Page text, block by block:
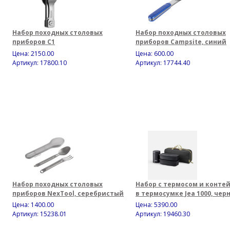
Набор походных столовых
приборов C1
Цена: 2150.00
Артикул: 17800.10
Набор походных столовых
приборов Campsite, синий
Цена: 600.00
Артикул: 17744.40
Набор походных столовых
приборов NexTool, серебристый
Цена: 1400.00
Артикул: 15238.01
Набор с термосом и
в термосумке Jea 1000,
Цена: 5390.00
Артикул: 19460.30